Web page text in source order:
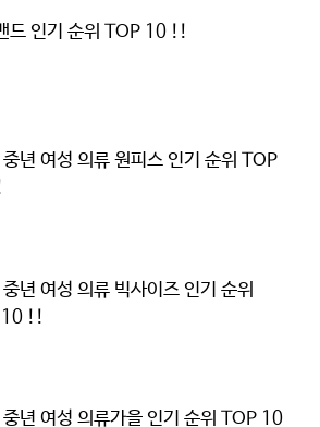
드 인기 순위 TOP 10 !!
년 여성 의류 원피스 인기 순위 TOP
년 여성 의류 빅사이즈 인기 순위
10 !!
년 여성 의류가을 인기 순위 TOP 10